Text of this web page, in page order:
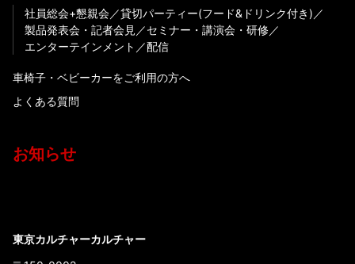
社員総会+懇親会
貸切パーティー(フード&ドリンク付き)
製品発表会・記者会見
セミナー・講演会・研修
エンターテインメント
配信
車椅子・ベビーカーをご利用の方へ
よくある質問
お知らせ
東京カルチャーカルチャー